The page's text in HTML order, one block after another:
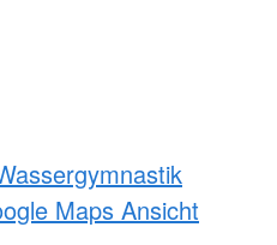
Maps Ansicht